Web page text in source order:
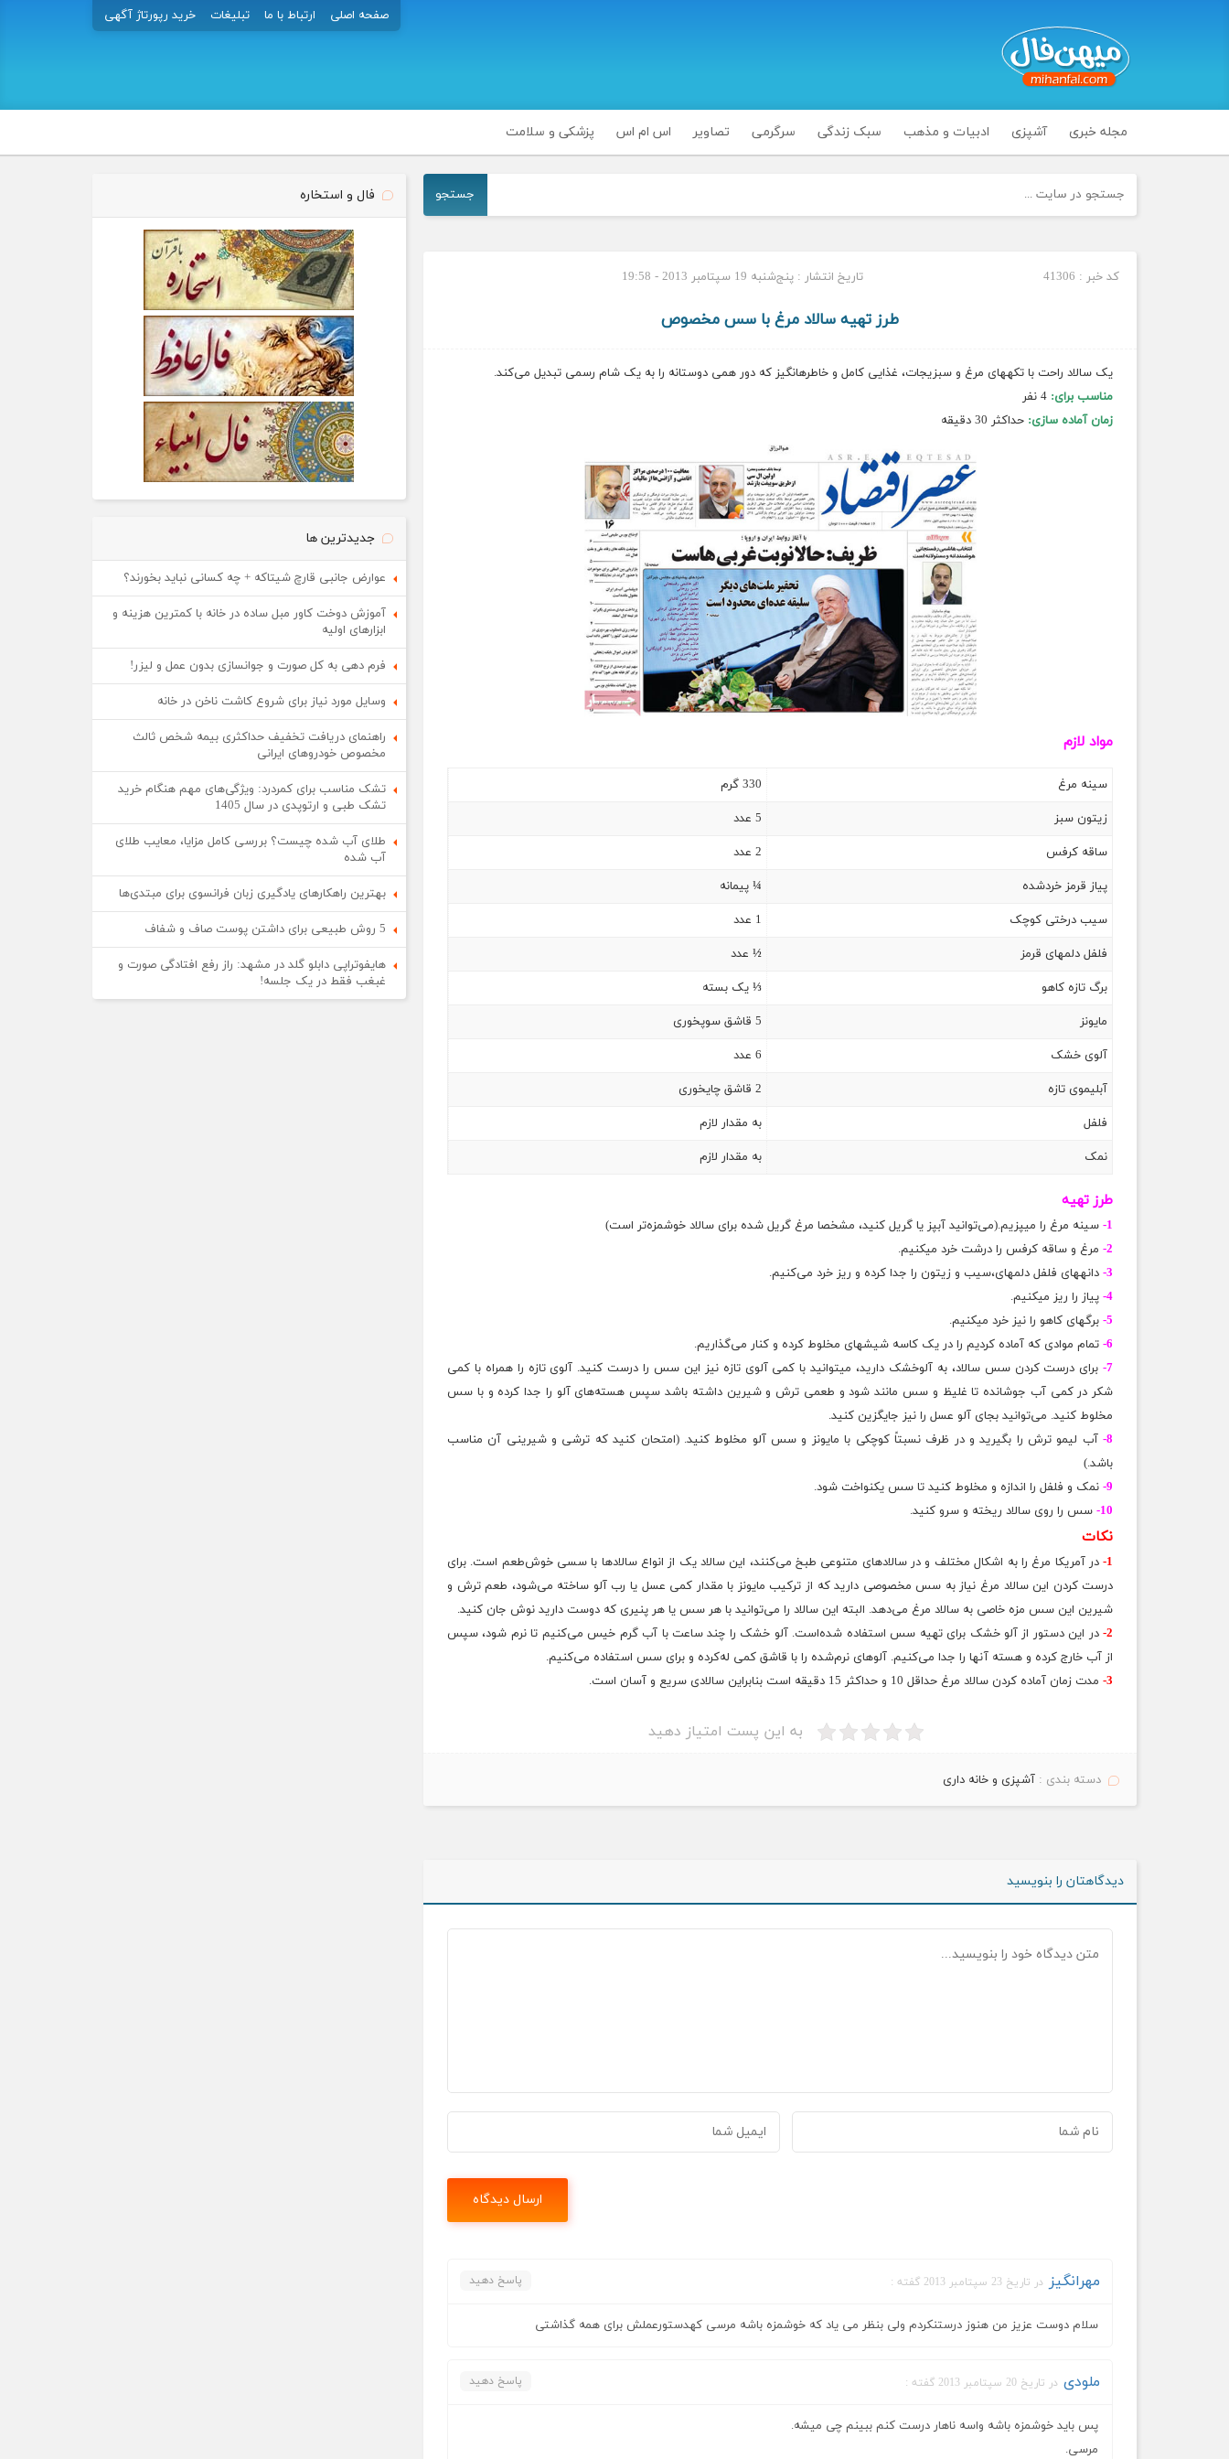
صفحه اصلی ارتباط با ما تبلیغات خرید رپورتاژ آگهی
مجله خبری آشپزی ادبیات و مذهب سبک زندگی سرگرمی تصاویر اس ام اس پزشکی و سلامت
جستجو
کد خبر : 41306 تاریخ انتشار : پنج‌شنبه 19 سپتامبر 2013 - 19:58
طرز تهیه سالاد مرغ با سس مخصوص
یک سالاد راحت با تکه‎های مرغ و سبزیجات، غذایی کامل و خاطره‎انگیز که دور همی دوستانه را به یک شام رسمی تبدیل می‌کند.
مناسب برای:
زمان آماده سازی: حداکثر 30 دقیقه
مواد لازم
سینه مرغ 330 گرم
زیتون سبز 5 عدد
ساقه کرفس 2 عدد
پیاز قرمز خردشده ¼ پیمانه
سیب درختی کوچک 1 عدد
فلفل دلمه‎ای قرمز ½ عدد
برگ‎ تازه کاهو ⅓ یک بسته
مایونز 5 قاشق سوپ‎خوری
آلوی خشک 6 عدد
آبلیموی تازه 2 قاشق چای‎خوری
فلفل به مقدار لازم
نمک به مقدار لازم
طرز تهیه
1- سینه مرغ را می‎پزیم.(می‌توانید آبپز یا گریل کنید، مشخصا مرغ گریل شده برای سالاد خوشمزه‌تر است)
2- مرغ و ساقه کرفس را درشت خرد می‎کنیم.
3- دانه‎های فلفل دلمه‎ای،سیب و زیتون را جدا کرده و ریز خرد می‌کنیم.
4- پیاز را ریز می‎کنیم.
5- برگ‎های کاهو را نیز خرد می‎کنیم.
6- تمام موادی که آماده کردیم را در یک کاسه شیشه‎ای مخلوط کرده و کنار می‌گذاریم.
7-
برای درست کردن سس سالاد، به آلوخشک دارید، می‎توانید با کمی آلوی تازه نیز این سس را درست کنید. آلوی تازه را همراه با کمی
شکر در کمی آب جوشانده تا غلیظ و سس مانند شود و طعمی ترش و شیرین داشته باشد سپس هسته‌های آلو را جدا کرده و با سس
مخلوط کنید. می‌توانید بجای آلو عسل را نیز جایگزین کنید.
8- آب لیمو ترش را بگیرید و در ظرف نسبتاً کوچکی با مایونز و سس آلو مخلوط کنید. (امتحان کنید که ترشی و شیرینی آن مناسب
باشد.)
9- نمک و فلفل را اندازه و مخلوط کنید تا سس یکنواخت شود.
10- سس را روی سالاد ریخته و سرو کنید.
نکات
1- در آمریکا مرغ را به اشکال مختلف و در سالادهای متنوعی طبخ می‌کنند، این سالاد یک از انواع سالادها با سسی خوش‌طعم است. برای
درست کردن این سالاد مرغ نیاز به سس مخصوصی دارید که از ترکیب مایونز با مقدار کمی عسل یا رب آلو ساخته می‌شود، طعم ترش و
شیرین این سس مزه خاصی به سالاد مرغ می‌دهد. البته این سالاد را می‌توانید با هر سس یا هر پنیری که دوست دارید نوش جان کنید.
2- در این دستور از آلو خشک برای تهیه سس استفاده شده‌است. آلو خشک را چند ساعت با آب گرم خیس می‌کنیم تا نرم شود، سپس
از آب خارج کرده و هسته آنها را جدا می‌کنیم. آلوهای نرم‌شده را با قاشق کمی له‌کرده و برای سس استفاده می‌کنیم.
3- مدت زمان آماده کردن سالاد مرغ حداقل 10 و حداکثر 15 دقیقه است بنابراین سالادی سریع و آسان است.
به این پست امتیاز دهید
دسته بندی :آشپزی و خانه داری
دیدگاهتان را بنویسید
مهرانگیز در تاریخ 23 سپتامبر 2013 گفته : پاسخ دهید
سلام دوست عزیز من هنوز درستنکردم ولی بنظر می یاد که خوشمزه باشه مرسی کهدستورعملش برای همه گذاشتی
ملودی در تاریخ 20 سپتامبر 2013 گفته : پاسخ دهید
پس باید خوشمزه باشه واسه ناهار درست کنم ببینم چی میشه.
مرسی.
فال و استخاره
جدیدترین ها
عوارض جانبی قارچ شیتاکه + چه کسانی نباید بخورند؟
آموزش دوخت کاور مبل ساده در خانه با کمترین هزینه و
ابزارهای اولیه
فرم دهی به کل صورت و جوانسازی بدون عمل و لیزر!
وسایل مورد نیاز برای شروع کاشت ناخن در خانه
راهنمای دریافت تخفیف حداکثری بیمه شخص ثالث
مخصوص خودروهای ایرانی
تشک مناسب برای کمردرد: ویژگی‌های مهم هنگام خرید
تشک طبی و ارتوپدی در سال 1405
طلای آب شده چیست؟ بررسی کامل مزایا، معایب طلای
آب شده
بهترین راهکارهای یادگیری زبان فرانسوی برای مبتدی‌ها
5 روش طبیعی برای داشتن پوست صاف و شفاف
هایفوتراپی دابلو گلد در مشهد: راز رفع افتادگی صورت و
غبغب فقط در یک جلسه!